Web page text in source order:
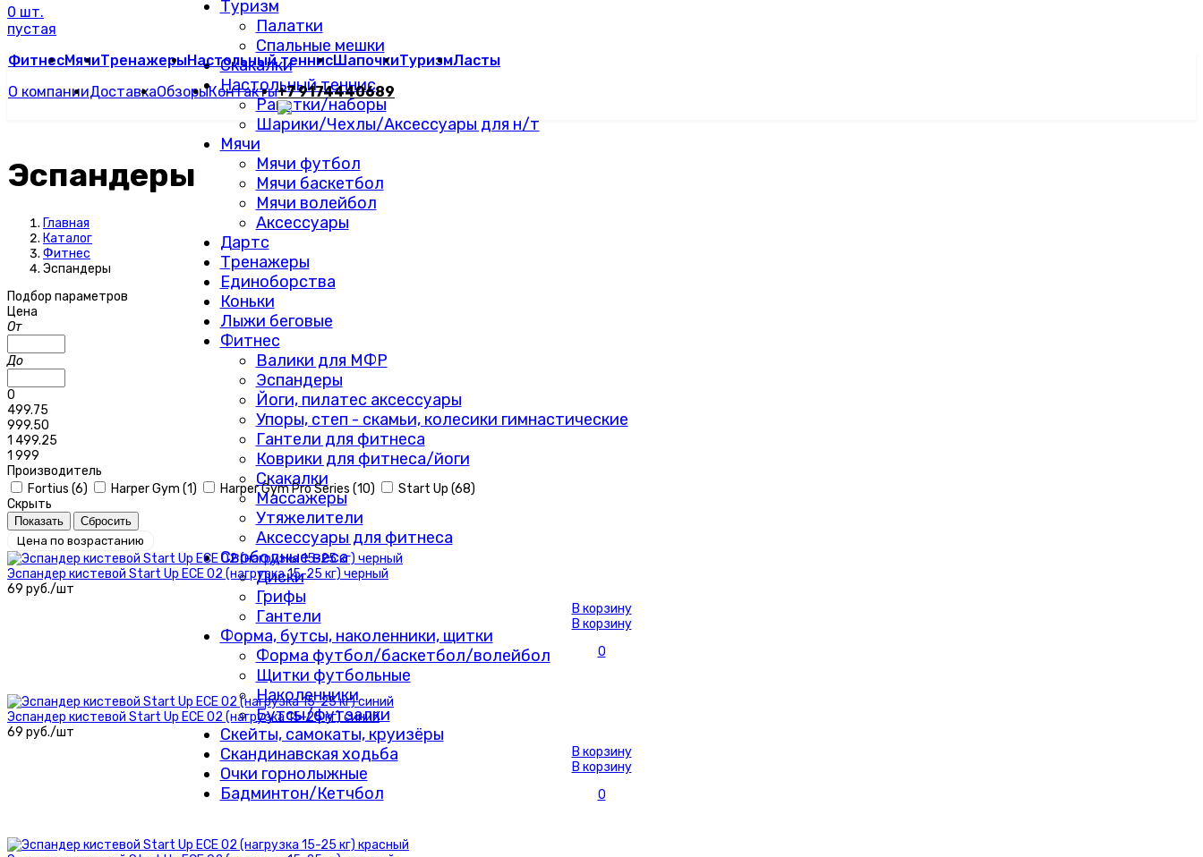
Туризм
Палатки
Спальные мешки
Скакалки
Настольный теннис
Ракетки/наборы
Шарики/Чехлы/Аксессуары для н/т
Мячи
Мячи футбол
Мячи баскетбол
Мячи волейбол
Аксессуары
Дартс
Тренажеры
Единоборства
Коньки
Лыжи беговые
Фитнес
Валики для МФР
Эспандеры
Йоги, пилатес аксессуары
Упоры, степ - скамьи, колесики гимнастические
Гантели для фитнеса
Коврики для фитнеса/йоги
Скакалки
Массажеры
Утяжелители
Аксессуары для фитнеса
Свободные веса
Диски
Грифы
Гантели
Форма, бутсы, наколенники, щитки
Форма футбол/баскетбол/волейбол
Щитки футбольные
Наколенники
Бутсы/футзалки
Скейты, самокаты, круизёры
Скандинавская ходьба
Очки горнолыжные
Бадминтон/Кетчбол
0 шт.
пустая
ФитнесМячиТренажерыНастольный теннисШапочкиТуризмЛасты
О компанииДоставкаОбзорыКонтакты+7 9174440689
Эспандеры
Главная
Каталог
Фитнес
Эспандеры
Подбор параметров
Цена
От
До
0
499.75
999.50
1 499.25
1 999
Производитель
Fortius (6) Harper Gym (1) Harper Gym Pro Series (10) Start Up (68)
Скрыть
Цена по возрастанию
Эспандер кистевой Start Up ЕСЕ 02 (нагрузка 15-25 кг) черный
69 руб./шт
В корзину
В корзину
0
Эспандер кистевой Start Up ЕСЕ 02 (нагрузка 15-25 кг) синий
69 руб./шт
В корзину
В корзину
0